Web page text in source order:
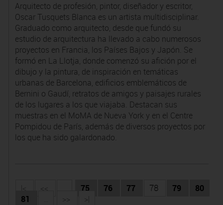
Arquitecto de profesión, pintor, diseñador y escritor,
Oscar Tusquets Blanca es un artista multidisciplinar.
Graduado como arquitecto, desde que fundó su
estudio de arquitectura ha llevado a cabo numerosos
proyectos en Francia, los Países Bajos y Japón. Se
formó en La Llotja, donde comenzó su afición por el
dibujo y la pintura, de inspiración en temáticas
urbanas de Barcelona, edificios emblemáticos de
Bernini o Gaudí, retratos de amigos y paisajes rurales
de los lugares a los que viajaba. Destacan sus
muestras en el MoMA de Nueva York y en el Centre
Pompidou de París, además de diversos proyectos por
los que ha sido galardonado.
|< << 75 76 77 78 79
80
81
... >> >|